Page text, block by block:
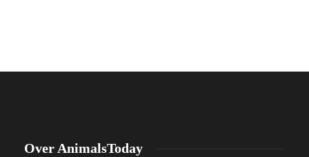
Over AnimalsToday